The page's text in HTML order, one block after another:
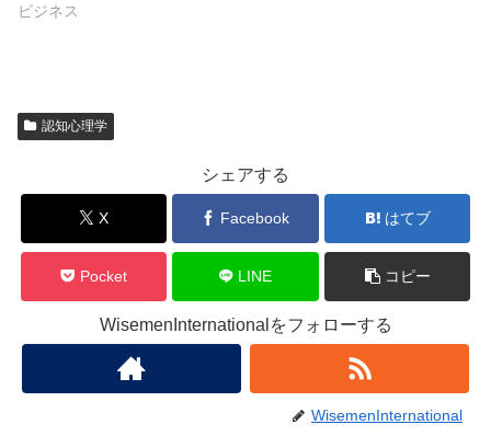
ビジネス
認知心理学
シェアする
X Facebook はてブ
Pocket LINE コピー
WisemenInternationalをフォローする
WisemenInternational